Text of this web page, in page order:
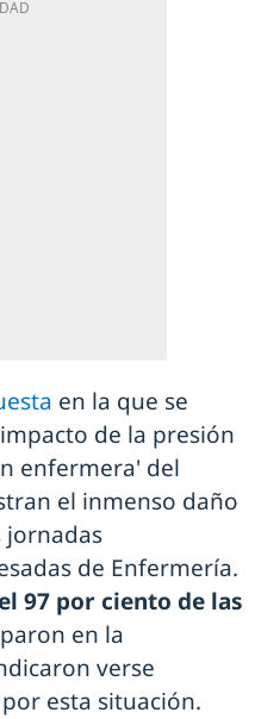
en la que se
de la presión
enfermera' del
el inmenso daño
jornadas
de Enfermería.
el 97 por ciento de las
en la
verse
esta situación.